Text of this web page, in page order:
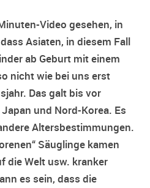
Video gesehen, in
Asiaten, in diesem Fall
ab Geburt mit einem
nicht wie bei uns erst
Das galt bis vor
und Nord-Korea. Es
Altersbestimmungen.
Säuglinge kamen
die Welt usw. kranker
es sein, dass die